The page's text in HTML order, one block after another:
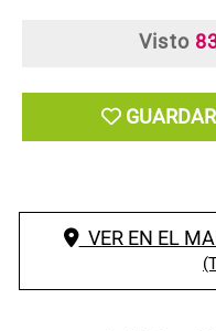
Visto
VER EN EL